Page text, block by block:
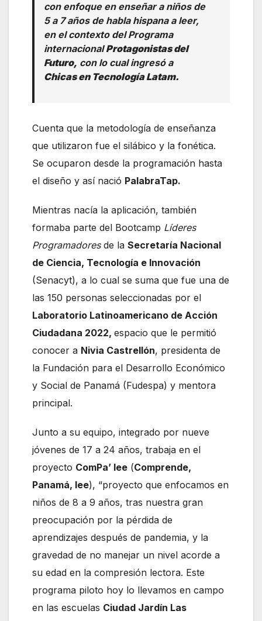
con enfoque en enseñar a niños de
5 a 7 años de habla hispana a leer,
en el contexto del Programa
internacionalProtagonistas del
Futuro, con lo cual ingresó a
Chicas en Tecnología Latam.
Cuenta que la metodología de enseñanza
que utilizaron fue el silábico y la fonética.
Se ocuparon desde la programación hasta
el diseño y así nació PalabraTap.
Mientras nacía la aplicación, también
formaba parte del Bootcamp Líderes
Programadoresde la Secretaría Nacional
de Ciencia, Tecnología e Innovación
(Senacyt), a lo cual se suma que fue una de
las 150 personas seleccionadas por el
Laboratorio Latinoamericano de Acción
Ciudadana 2022, espacio que le permitió
conocer a Nivia Castrellón, presidenta de
la Fundación para el Desarrollo Económico
y Social de Panamá (Fudespa) y mentora
principal.
Junto a su equipo, integrado por nueve
jóvenes de 17 a 24 años, trabaja en el
proyecto ComPa’ lee (Comprende,
Panamá, lee), “proyecto que enfocamos en
niños de 8 a 9 años, tras nuestra gran
preocupación por la pérdida de
aprendizajes después de pandemia, y la
gravedad de no manejar un nivel acorde a
su edad en la compresión lectora. Este
programa piloto hoy lo llevamos en campo
en las escuelas Ciudad Jardín Las